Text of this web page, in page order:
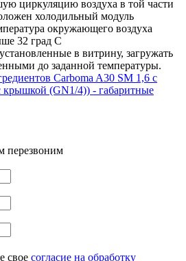
циркуляцию воздуха в той части
холодильный модуль
окружающего воздуха
32 град С
в витрину, загружать
до заданной температуры.
перезвоним
свое согласие на обработку